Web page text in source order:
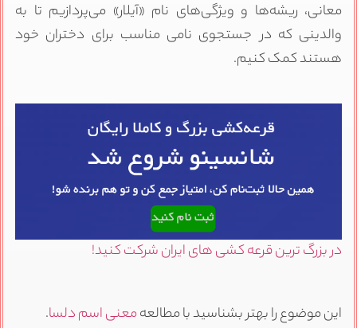
معانی، ریشه‌ها و ویژگی‌های نام «آیلار» می‌پردازیم تا به
والدینی که در جستجوی نامی مناسب برای دختران خود
هستند کمک کنیم.
در بزرگ ترین قرعه کشی های ایران شرکت کنید!
این موضوع را بهتر بشناسید با مطالعهمعنی اسم دلسا.